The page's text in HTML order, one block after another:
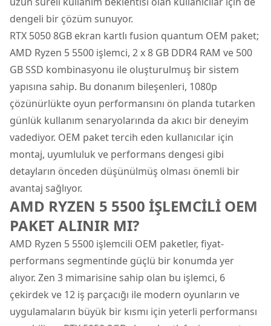
dengeli bir çözüm sunuyor.
RTX 5050 8GB ekran kartlı fusion quantum OEM paket;
AMD Ryzen 5 5500 işlemci, 2 x 8 GB DDR4 RAM ve 500
GB SSD kombinasyonu ile oluşturulmuş bir sistem
yapısına sahip. Bu donanım bileşenleri, 1080p
çözünürlükte oyun performansını ön planda tutarken
günlük kullanım senaryolarında da akıcı bir deneyim
vadediyor. OEM paket tercih eden kullanıcılar için
montaj, uyumluluk ve performans dengesi gibi
detayların önceden düşünülmüş olması önemli bir
avantaj sağlıyor.
AMD RYZEN 5 5500 İŞLEMCİLİ OEM
PAKET ALINIR MI?
AMD Ryzen 5 5500 işlemcili OEM paketler, fiyat-
performans segmentinde güçlü bir konumda yer
alıyor. Zen 3 mimarisine sahip olan bu işlemci, 6
çekirdek ve 12 iş parçacığı ile modern oyunların ve
uygulamaların büyük bir kısmı için yeterli performansı